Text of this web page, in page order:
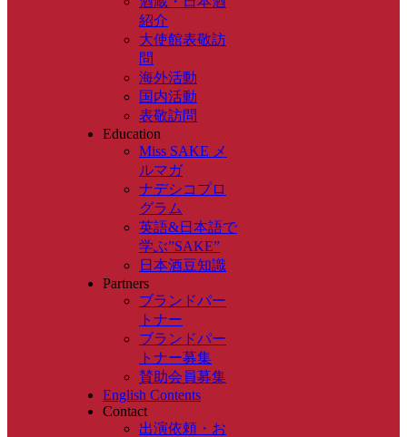
紹介
大使館表敬訪
問
海外活動
国内活動
表敬訪問
Education
Miss SAKE メ
ルマガ
ナデシコプロ
グラム
英語&日本語で
学ぶ”SAKE”
日本酒豆知識
Partners
ブランドパー
トナー
ブランドパー
トナー募集
賛助会員募集
English Contents
Contact
出演依頼・お